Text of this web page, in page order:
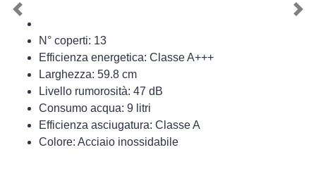
N° coperti: 13
Efficienza energetica: Classe A+++
Larghezza: 59.8 cm
Livello rumorosità: 47 dB
Consumo acqua: 9 litri
Efficienza asciugatura: Classe A
Colore: Acciaio inossidabile
Previous